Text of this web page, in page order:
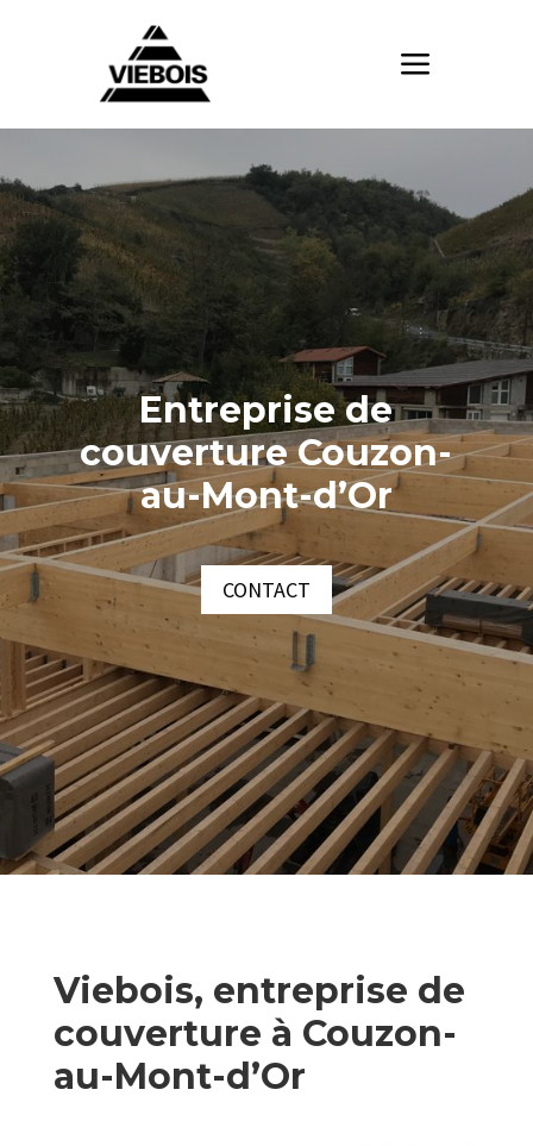
Entreprise de
couverture Couzon-
au-Mont-d’Or
CONTACT
Viebois, entreprise de
couverture à Couzon-
au-Mont-d’Or